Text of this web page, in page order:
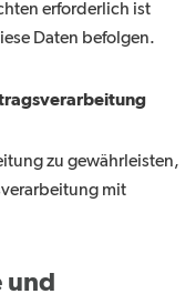
erforderlich ist
Daten befolgen.
zu gewährleisten,
mit